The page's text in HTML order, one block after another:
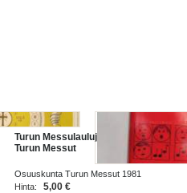
Turun Messulauluja - Osuuskunta
Turun Messut
Osuuskunta Turun Messut 1981
Hinta:
5,00 €